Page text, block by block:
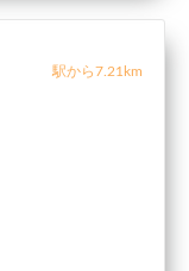
駅から7.21km